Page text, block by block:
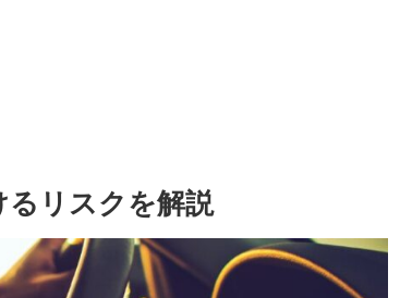
リスクを解説